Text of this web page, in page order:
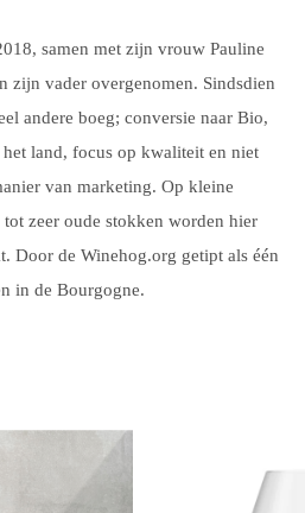
samen met zijn vrouw Pauline
zijn vader overgenomen. Sindsdien
andere boeg; conversie naar Bio,
land, focus op kwaliteit en niet
van marketing. Op kleine
zeer oude stokken worden hier
Door de Winehog.org getipt als één
in de Bourgogne.